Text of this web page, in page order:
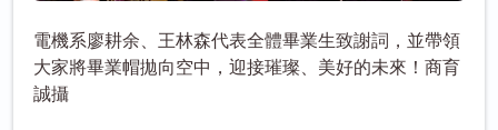
電機系廖耕余、王林森代表全體畢業生致謝詞，並帶領
大家將畢業帽拋向空中，迎接璀璨、美好的未來！商育
誠攝